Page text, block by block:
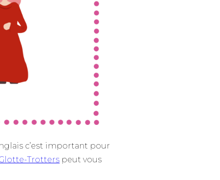
c’est important pour
Trotters peut vous